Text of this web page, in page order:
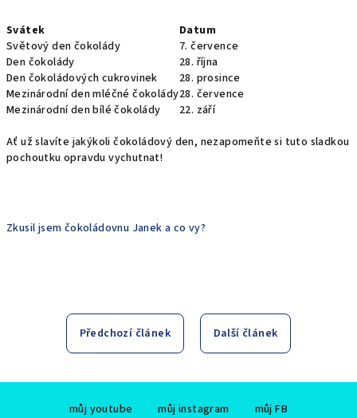
Svátek
Datum
Světový den čokolády
7. července
Den čokolády
28. října
Den čokoládových cukrovinek
28. prosince
Mezinárodní den mléčné čokolády28. července
Mezinárodní den bílé čokolády
22. září
Ať už slavíte jakýkoli čokoládový den, nezapomeňte si tuto sladkou
pochoutku opravdu vychutnat!
Zkusil jsem čokoládovnu Janek a co vy?
Předchozí článek Další článek
můj youtube můj instagram můj FB